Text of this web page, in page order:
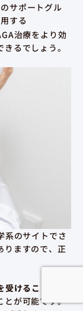
サポートグル
する
治療をより効
るでしょう。
系のサイトでさ
りますので、正
けることで、
とが可能です。